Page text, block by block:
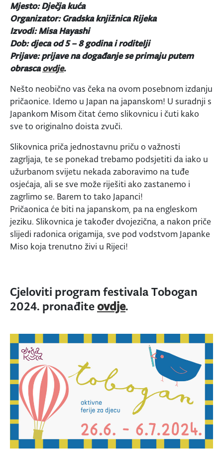
Mjesto: Dječja kuća
Organizator: Gradska knjižnica Rijeka
Izvodi: Misa Hayashi
Dob: djeca od 5 – 8 godina i roditelji
Prijave: prijave na događanje se primaju putem
obrascaovdje.
Nešto neobično vas čeka na ovom posebnom izdanju
pričaonice. Idemo u Japan na japanskom! U suradnji s
Japankom Misom čitat ćemo slikovnicu i čuti kako
sve to originalno doista zvuči.
Slikovnica priča jednostavnu priču o važnosti
zagrljaja, te se ponekad trebamo podsjetiti da iako u
užurbanom svijetu nekada zaboravimo na tuđe
osjećaja, ali se sve može riješiti ako zastanemo i
zagrlimo se. Barem to tako Japanci!
Pričaonica će biti na japanskom, pa na engleskom
jeziku. Slikovnica je također dvojezična, a nakon priče
slijedi radonica origamija, sve pod vodstvom Japanke
Miso koja trenutno živi u Rijeci!
Cjeloviti program festivala Tobogan
2024. pronađiteovdje.